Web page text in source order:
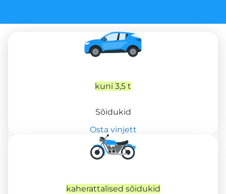
kuni 3,5 t
Sõidukid
Osta vinjett
kaherattalised sõidukid